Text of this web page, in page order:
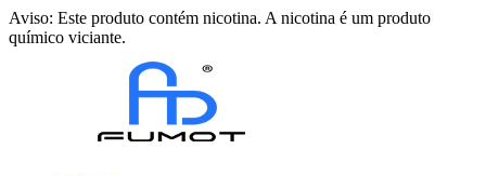
Aviso: Este produto contém nicotina. A nicotina é um produto
químico viciante.